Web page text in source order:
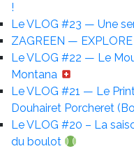
!
Le VLOG #23 — Une
ZAGREEN —
Le VLOG #22 — Le
Montana
Le VLOG #21 — Le
Douhairet Porcheret
Le VLOG #20 – La
du boulot